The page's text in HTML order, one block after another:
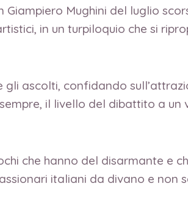
Mughini del luglio
in un turpiloquio che si
ascolti, confidando
il livello del dibattito a un
che hanno del disarmante e
italiani da divano e non